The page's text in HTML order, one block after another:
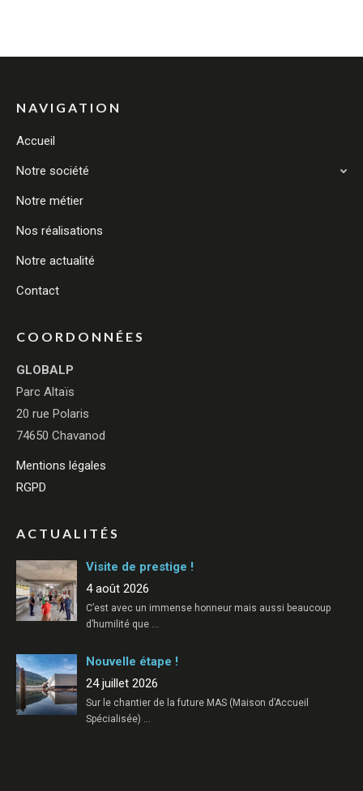
NAVIGATION
Accueil
Notre société
Notre métier
Nos réalisations
Notre actualité
Contact
COORDONNÉES
GLOBALP
Parc Altaïs
20 rue Polaris
74650 Chavanod
Mentions légales
RGPD
ACTUALITÉS
Visite de prestige !
4 août 2026
C’est avec un immense honneur mais aussi beaucoup
d’humilité que …
Nouvelle étape !
24 juillet 2026
Sur le chantier de la future MAS (Maison d’Accueil
Spécialisée)